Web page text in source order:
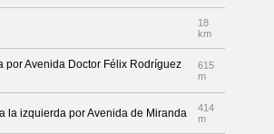
18
km
por Avenida Doctor Félix Rodríguez
615
m
la izquierda por Avenida de Miranda
414
m